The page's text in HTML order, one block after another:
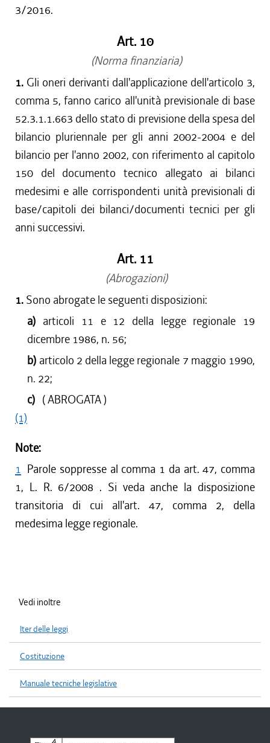
3/2016.
Art. 10
(Norma finanziaria)
1. Gli oneri derivanti dall'applicazione dell'articolo 3,
comma 5, fanno carico all'unità previsionale di base
52.3.1.1.663 dello stato di previsione della spesa del
bilancio pluriennale per gli anni 2002-2004 e del
bilancio per l'anno 2002, con riferimento al capitolo
150 del documento tecnico allegato ai bilanci
medesimi e alle corrispondenti unità previsionali di
base/capitoli dei bilanci/documenti tecnici per gli
anni successivi.
Art. 11
(Abrogazioni)
1. Sono abrogate le seguenti disposizioni:
a) articoli 11 e 12 della legge regionale 19
dicembre 1986, n. 56;
b) articolo 2 della legge regionale 7 maggio 1990,
n. 22;
c) ( ABROGATA )
(1)
Note:
1 Parole soppresse al comma 1 da art. 47, comma
1, L. R. 6/2008 . Si veda anche la disposizione
transitoria di cui all'art. 47, comma 2, della
medesima legge regionale.
Vedi inoltre
Iter delle leggi
Costituzione
Manuale tecniche legislative